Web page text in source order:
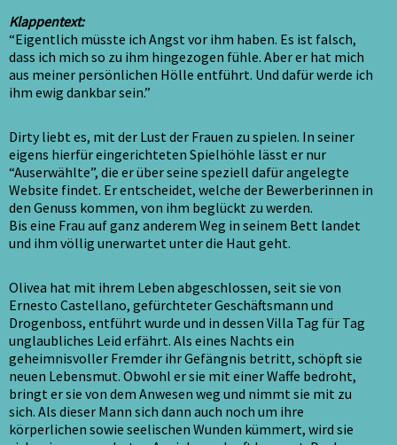
Klappentext:
“Eigentlich müsste ich Angst vor ihm haben. Es ist falsch,
dass ich mich so zu ihm hingezogen fühle. Aber er hat mich
aus meiner persönlichen Hölle entführt. Und dafür werde ich
ihm ewig dankbar sein.”
Dirty liebt es, mit der Lust der Frauen zu spielen. In seiner
eigens hierfür eingerichteten Spielhöhle lässt er nur
“Auserwählte”, die er über seine speziell dafür angelegte
Website findet. Er entscheidet, welche der Bewerberinnen in
den Genuss kommen, von ihm beglückt zu werden.
Bis eine Frau auf ganz anderem Weg in seinem Bett landet
und ihm völlig unerwartet unter die Haut geht.
Olivea hat mit ihrem Leben abgeschlossen, seit sie von
Ernesto Castellano, gefürchteter Geschäftsmann und
Drogenboss, entführt wurde und in dessen Villa Tag für Tag
unglaubliches Leid erfährt. Als eines Nachts ein
geheimnisvoller Fremder ihr Gefängnis betritt, schöpft sie
neuen Lebensmut. Obwohl er sie mit einer Waffe bedroht,
bringt er sie von dem Anwesen weg und nimmt sie mit zu
sich. Als dieser Mann sich dann auch noch um ihre
körperlichen sowie seelischen Wunden kümmert, wird sie